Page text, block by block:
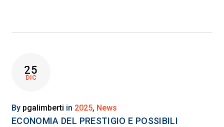
25
DIC
By pgalimberti in 2025, News
ECONOMIA DEL PRESTIGIO E POSSIBILI